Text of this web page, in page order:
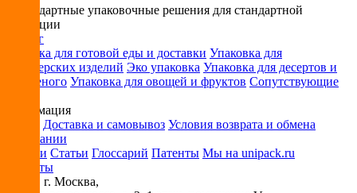
Нестандартные упаковочные решения для стандартной
продукции
Каталог
Упаковка для готовой еды и доставки Упаковка для
кондитерских изделий Эко упаковка Упаковка для десертов и
мороженого Упаковка для овощей и фруктов Сопутствующие
Информация
Доставка и самовывоз Условия возврата и обмена
О компании
Новости Статьи Глоссарий Патенты Мы на unipack.ru
Контакты
, г. Москва,